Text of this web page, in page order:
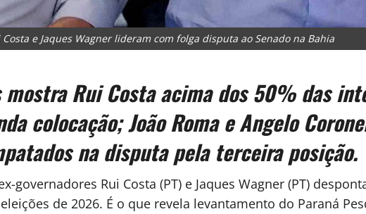
Costa e Jaques Wagner lideram com folga disputa ao Senado na Bahia
mostra Rui Costa acima dos 50% das
colocação; João Roma e Angelo
na disputa pela terceira posição.
governadores Rui Costa (PT) e Jaques Wagner (PT)
de 2026. É o que revela levantamento do Paraná